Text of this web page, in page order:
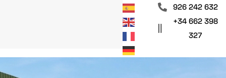
926 242 632
+34 662 398
327